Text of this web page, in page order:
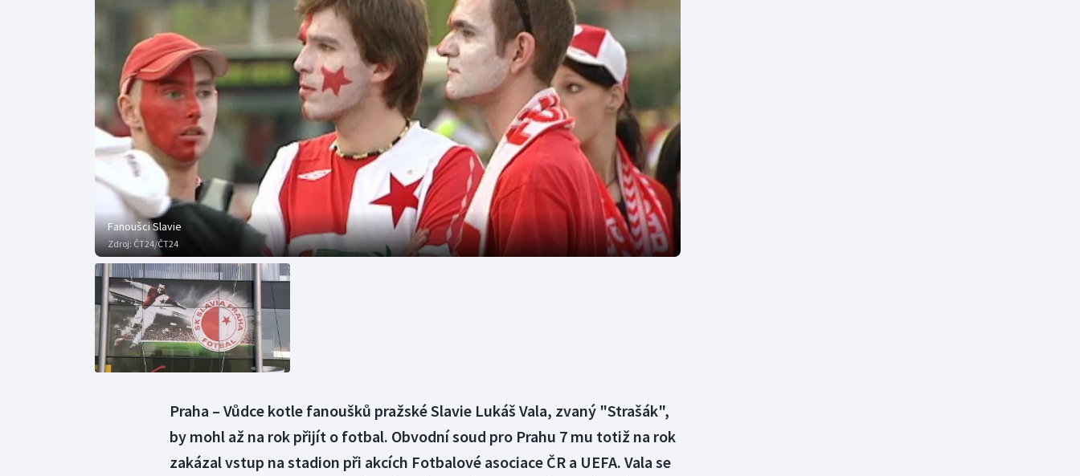
Curling
Dostihy
Florbal
Golf
Gymnastika
Moderní pětiboj
Motorsport
Olympijské hry
Parasport
Plavání
Plážový volejbal
Veslování
Vodní slalom
Volejbal
Ostatní
Fanoušci Slavie
Zdroj:ČT24/ČT24
Praha – Vůdce kotle fanoušků pražské Slavie Lukáš Vala, zvaný "Strašák",
by mohl až na rok přijít o fotbal. Obvodní soud pro Prahu 7 mu totiž na rok
zakázal vstup na stadion při akcích Fotbalové asociace ČR a UEFA. Vala se